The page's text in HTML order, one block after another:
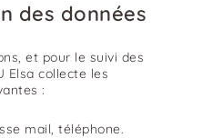
des données
et pour le suivi des
Elsa collecte les
:
mail, téléphone.